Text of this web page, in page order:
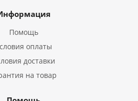
Помощь
оплаты
доставки
на товар